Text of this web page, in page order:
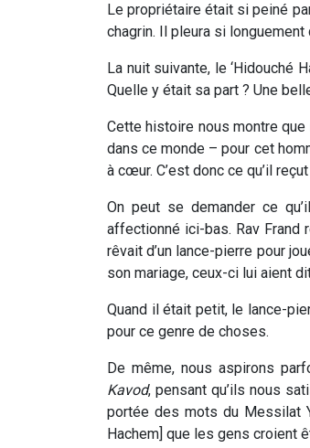
Le propriétaire était si peiné
chagrin. Il pleura si longuement
La nuit suivante, le ‘Hidouché
Quelle y était sa part ? Une
Cette histoire nous montre que
dans ce monde – pour cet
à cœur. C’est donc ce qu’il
On peut se demander ce
affectionné ici-bas. Rav Frand
rêvait d’un lance-pierre pour
son mariage, ceux-ci lui aient
Quand il était petit, le lance-
pour ce genre de choses.
De même, nous aspirons
Kavod, pensant qu’ils nous
portée des mots du Messilat
Hachem] que les gens croient